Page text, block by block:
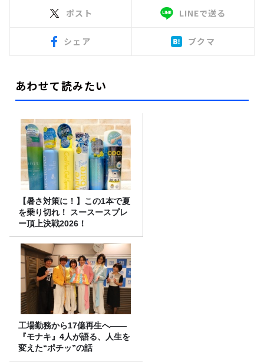
ポスト LINEで送る
シェア ブクマ
あわせて読みたい
【暑さ対策に！】この1本で夏
を乗り切れ！ スースースプレ
ー頂上決戦2026！
工場勤務から17億再生へ——
『モナキ』4人が語る、人生を
変えた“ポチッ”の話